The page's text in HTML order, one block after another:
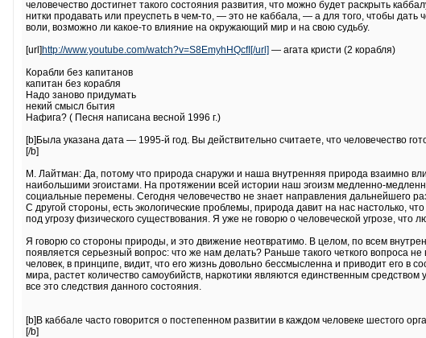
человечество достигнет такого состояния развития, что можно будет раскрыть
нитки продавать или преуспеть в чем-то, — это не каббала, — а для того, чтобы дать
воли, возможно ли какое-то влияние на окружающий мир и на свою судьбу.
[url]http://www.youtube.com/watch?v=S8EmyhHQcfI[/url] — агата кристи (2 корабля)
Корабли без капитанов
капитан без корабля
Надо заново придумать
некий смысл бытия
Нафига? ( Песня написана весной 1996 г.)
[b]Была указана дата — 1995-й год. Вы действительно считаете, что человечество
[/b]
М. Лайтман: Да, потому что природа снаружи и наша внутренняя природа взаимно
наибольшими эгоистами. На протяжении всей истории наш эгоизм медленно-
социальные перемены. Сегодня человечество не знает направления дальнейшего
С другой стороны, есть экологические проблемы, природа давит на нас настолько,
под угрозу физического существования. Я уже не говорю о человеческой угрозе, что
Я говорю со стороны природы, и это движение неотвратимо. В целом, по всем
появляется серьезный вопрос: что же нам делать? Раньше такого четкого вопроса
человек, в принципе, видит, что его жизнь довольно бессмысленна и приводит его в
мира, растет количество самоубийств, наркотики являются единственным
все это следствия данного состояния.
[b]В каббале часто говорится о постепенном развитии в каждом человеке шестого
[/b]